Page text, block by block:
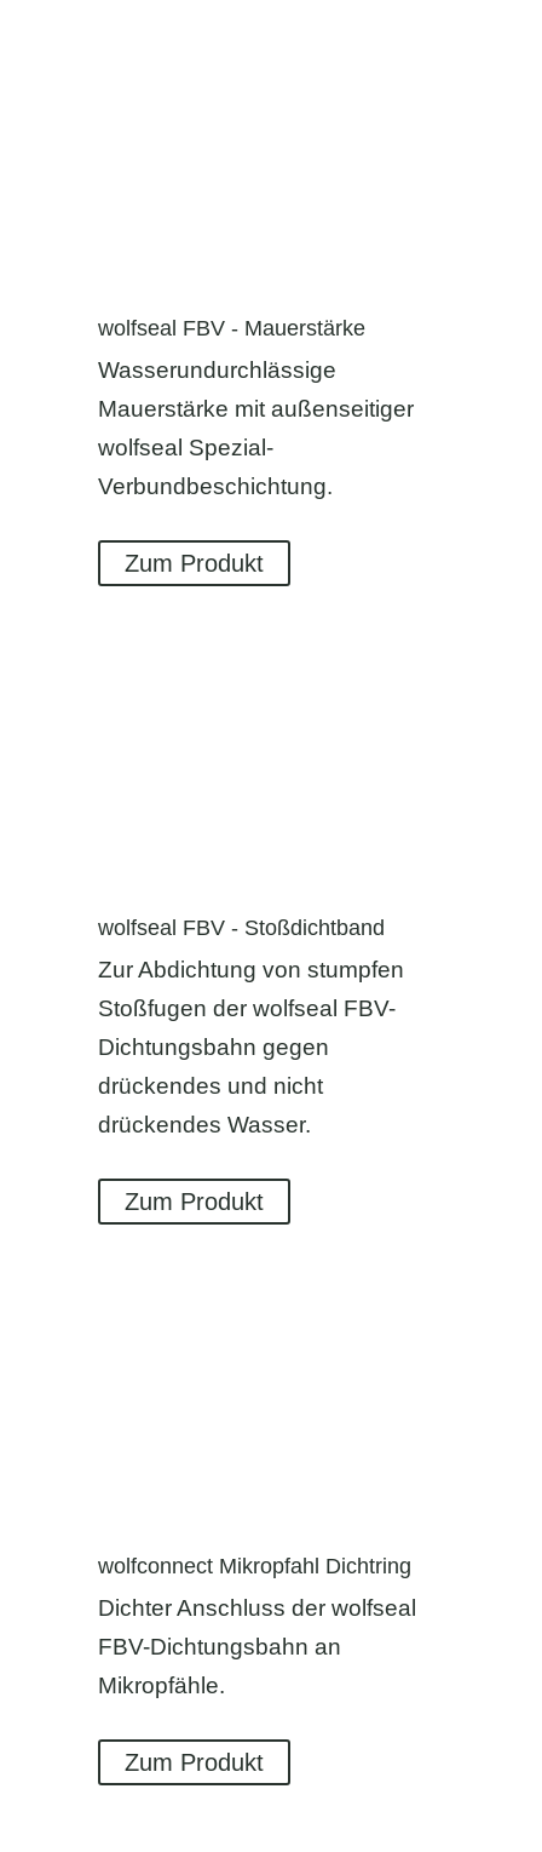
wolfseal FBV - Mauerstärke
Wasserundurchlässige
Mauerstärke mit außenseitiger
wolfseal Spezial-
Verbundbeschichtung.
Zum Produkt
wolfseal FBV - Stoßdichtband
Zur Abdichtung von stumpfen
Stoßfugen der wolfseal FBV-
Dichtungsbahn gegen
drückendes und nicht
drückendes Wasser.
Zum Produkt
wolfconnect Mikropfahl Dichtring
Dichter Anschluss der wolfseal
FBV-Dichtungsbahn an
Mikropfähle.
Zum Produkt